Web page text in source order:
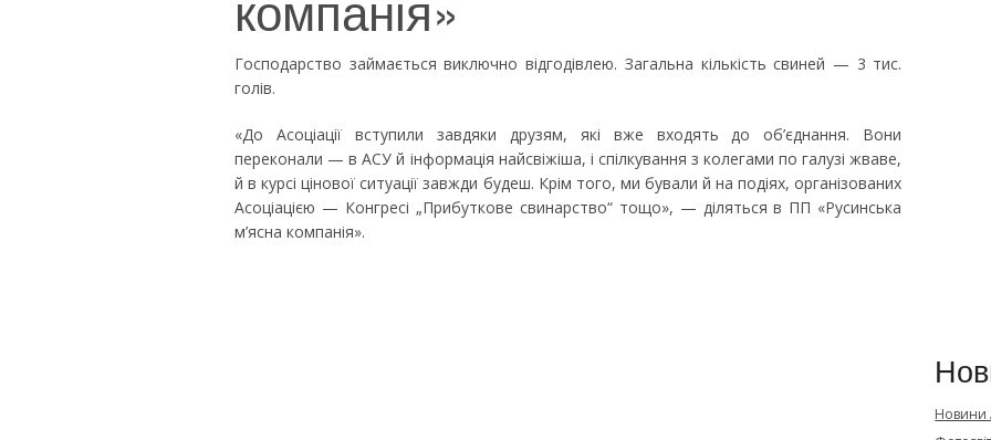
Господарство займається виключно відгодівлею. Загальна кількість свиней — 3 тис.
голів.
«До Асоціації вступили завдяки друзям, які вже входять до об’єднання. Вони
переконали — в АСУ й інформація найсвіжіша, і спілкування з колегами по галузі жваве,
й в курсі цінової ситуації завжди будеш. Крім того, ми бували й на подіях, організованих
Асоціацією — Конгресі „Прибуткове свинарство“ тощо», — діляться в ПП «Русинська
м’ясна компанія».
Новини